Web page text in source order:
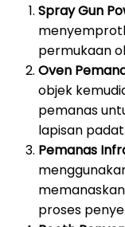
Spray Gun
permukaan
Oven
objek
pemanas
lapisan padat.
Pemanas
proses